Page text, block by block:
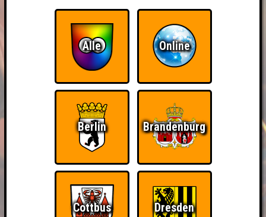
Alle Online
Berlin Brandenburg
Cottbus Dresden